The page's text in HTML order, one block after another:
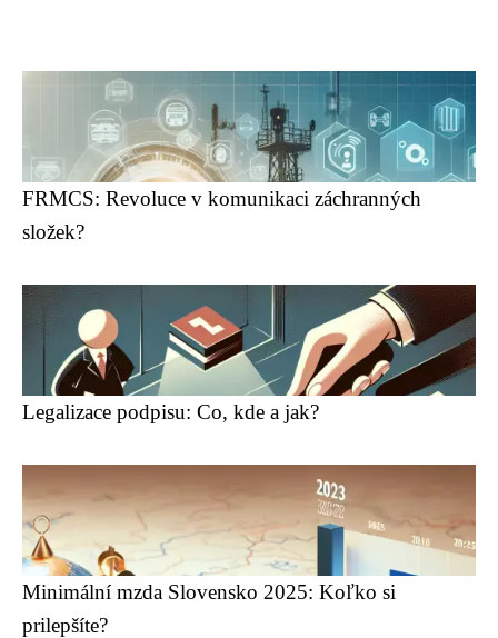
FRMCS: Revoluce v komunikaci záchranných
složek?
Legalizace podpisu: Co, kde a jak?
Minimální mzda Slovensko 2025: Koľko si
prilepšíte?